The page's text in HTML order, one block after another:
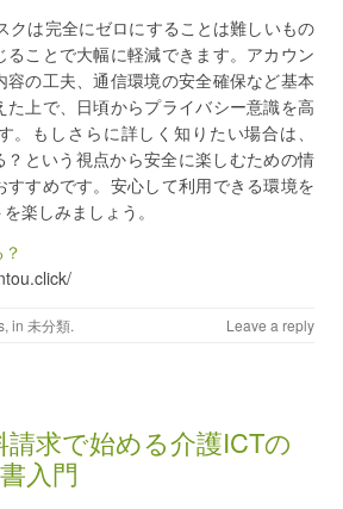
クは完全にゼロにすることは難しいもの
ことで大幅に軽減できます。アカウン
容の工夫、通信環境の安全確保など基本
た上で、日頃からプライバシー意識を高
。もしさらに詳しく知りたい場合は、
という視点から安全に楽しむための情
すめです。安心して利用できる環境を
楽しみましょう。
, in 未分類. Leave a reply
請求で始める介護ICTの
入門